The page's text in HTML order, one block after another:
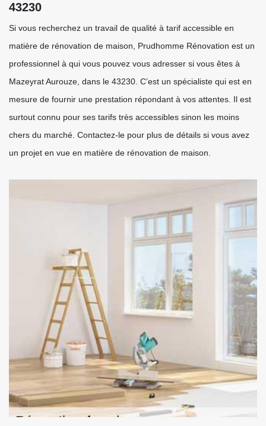
43230
Si vous recherchez un travail de qualité à tarif accessible en
matière de rénovation de maison, Prudhomme Rénovation est un
professionnel à qui vous pouvez vous adresser si vous êtes à
Mazeyrat Aurouze, dans le 43230. C’est un spécialiste qui est en
mesure de fournir une prestation répondant à vos attentes. Il est
surtout connu pour ses tarifs très accessibles sinon les moins
chers du marché. Contactez-le pour plus de détails si vous avez
un projet en vue en matière de rénovation de maison.